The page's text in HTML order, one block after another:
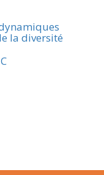
la diversité